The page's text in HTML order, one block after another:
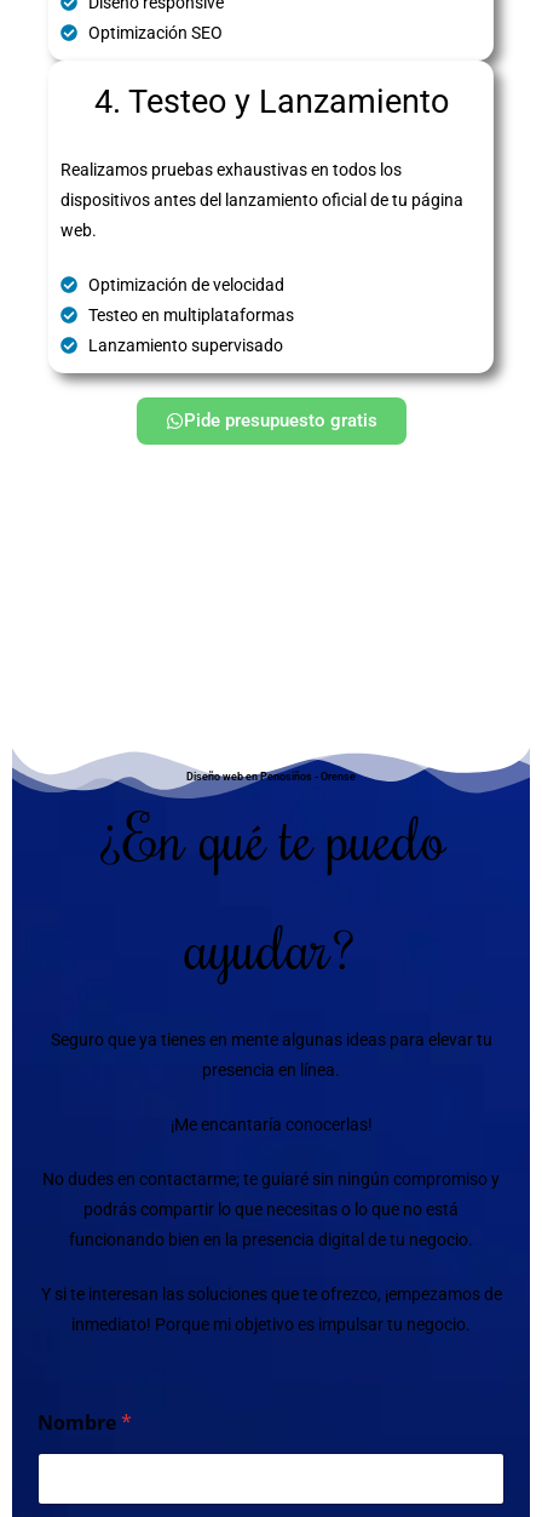
Optimización SEO
4. Testeo y Lanzamiento
Realizamos pruebas exhaustivas en todos los
dispositivos antes del lanzamiento oficial de tu página
web.
Optimización de velocidad
Testeo en multiplataformas
Lanzamiento supervisado
Pide presupuesto gratis
Diseño web en Penosiños - Orense
¿En qué te puedo
ayudar?
Seguro que ya tienes en mente algunas ideas para elevar tu
presencia en línea.
¡Me encantaría conocerlas!
No dudes en contactarme; te guiaré sin ningún compromiso y
podrás compartir lo que necesitas o lo que no está
funcionando bien en la presencia digital de tu negocio.
Y si te interesan las soluciones que te ofrezco, ¡empezamos de
inmediato! Porque mi objetivo es impulsar tu negocio.
Nombre*